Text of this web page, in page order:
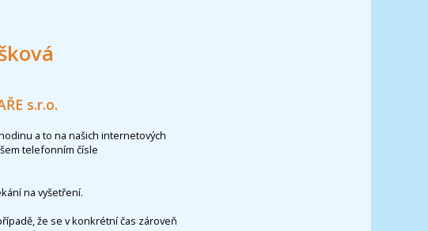
s.r.o.
a to na našich internetových
telefonním čísle
na vyšetření.
že se v konkrétní čas zároveň